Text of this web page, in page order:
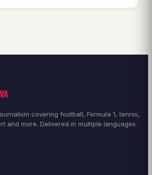
covering football, Formula 1, tennis,
and more. Delivered in multiple languages.